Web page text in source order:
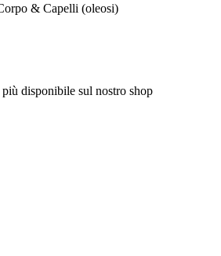
& Capelli (oleosi)
disponibile sul nostro shop